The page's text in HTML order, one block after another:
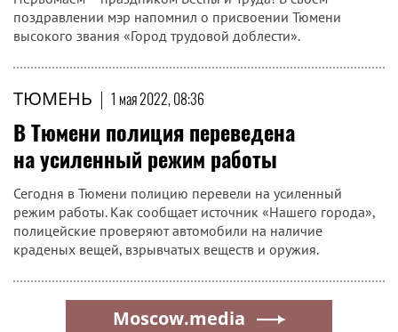
поздравлении мэр напомнил о присвоении Тюмени
высокого звания «Город трудовой доблести».
ТЮМЕНЬ | 1 мая 2022, 08:36
В Тюмени полиция переведена
на усиленный режим работы
Сегодня в Тюмени полицию перевели на усиленный
режим работы. Как сообщает источник «Нашего города»,
полицейские проверяют автомобили на наличие
краденых вещей, взрывчатых веществ и оружия.
Moscow.media